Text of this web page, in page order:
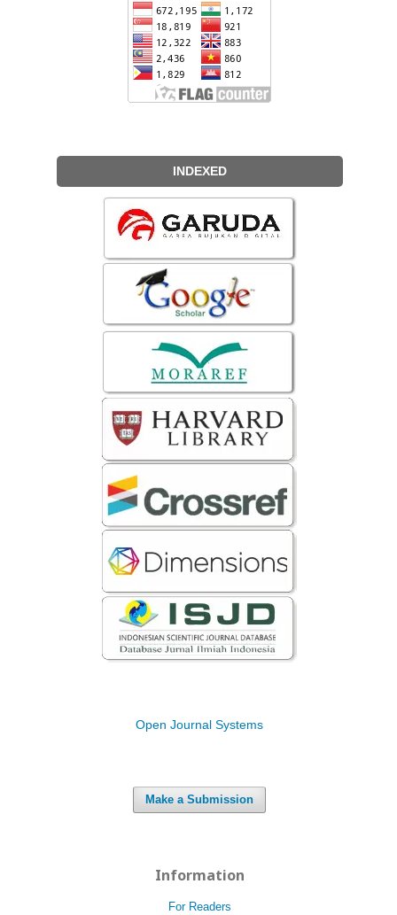
INDEXED
Open Journal Systems
Make a Submission
Information
For Readers